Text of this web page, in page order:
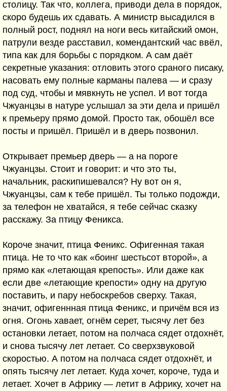
столицу. Так что, коллега, приводи дела в порядок,
скоро будешь их сдавать. А министр высадился в
полный рост, поднял на ноги весь китайский омон,
патрули везде расставил, комендантский час ввёл,
типа как для борьбы с порядком. А сам даёт
секретные указания: отловить этого сраного писаку,
насовать ему полные карманы палева — и сразу
под суд, чтобы и мявкнуть не успел. И вот тогда
Чжуанцзы в натуре услышал за эти дела и пришёл
к премьеру прямо домой. Просто так, обошёл все
посты и пришёл. Пришёл и в дверь позвонил.
Открывает премьер дверь — а на пороге
Чжуанцзы. Стоит и говорит: и что это ты,
начальник, раскипишевался? Ну вот он я,
Чжуанцзы, сам к тебе пришёл. Ты только подожди,
за телефон не хватайся, я тебе сейчас сказку
расскажу. За птицу Феникса.
Короче значит, птица Феникс. Офигенная такая
птица. Не то что как «боинг шестьсот второй», а
прямо как «летающая крепость». Или даже как
если две «летающие крепости» одну на другую
поставить, и пару небоскребов сверху. Такая,
значит, офигеннная птица Феникс, и причём вся из
огня. Огонь хавает, огнём серет, тысячу лет без
остановки летает, потом на полчаса сядет отдохнёт,
и снова тысячу лет летает. Со сверхзвуковой
скоростью. А потом на полчаса сядет отдохнёт, и
опять тысячу лет летает. Куда хочет, короче, туда и
летает. Хочет в Африку — летит в Африку, хочет на